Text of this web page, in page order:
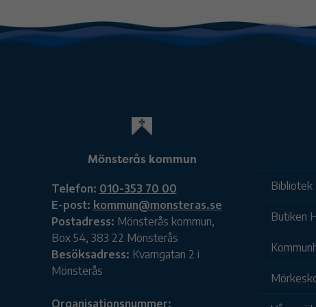
Mönsterås kommun
Telefon: 010-353 70 00
E-post: kommun@monsteras.se
Postadress: Mönsterås kommun,
Box 54, 383 22 Mönsterås
Besöksadress: Kvarngatan 2 i
Mönsterås
Organisationsnummer:
Bibliotek
Butiken